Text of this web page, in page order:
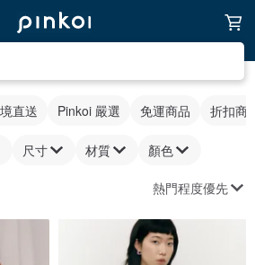
直送 Pinkoi 嚴選 免運商品 折扣商
尺寸 材質 顏色
熱門程度優先